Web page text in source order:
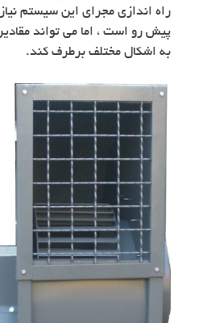
راه اندازی مجرای این سیستم
پیش رو است ، اما می تواند
به اشکال مختلف برطرف کند.